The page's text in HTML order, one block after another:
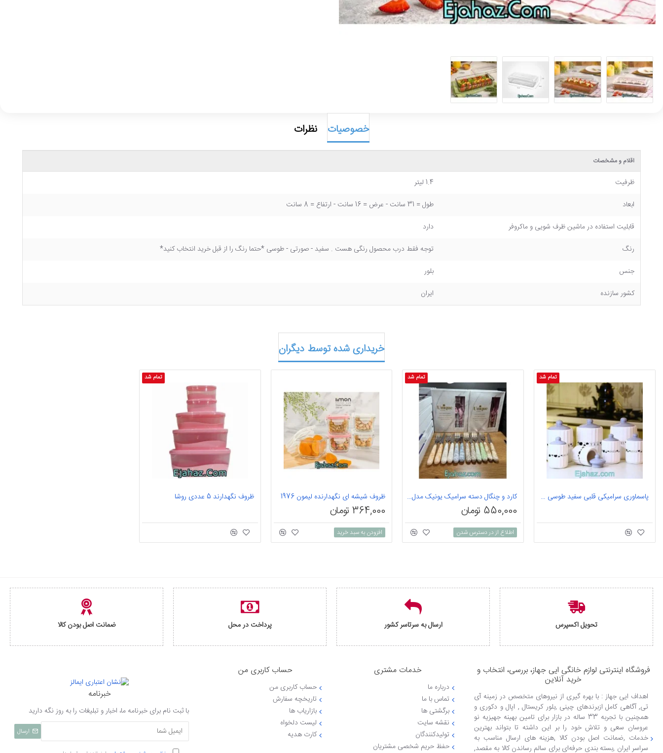
خصوصیات نظرات
اقلام و مشخصات
ظرفیت
1.4 لیتر
ابعاد
طول = 31 سانت - عرض = 16 سانت - ارتفاع = 8 سانت
قابلیت استفاده در ماشین ظرف شویی و ماکروفر
دارد
رنگ
توجه فقط درب محصول رنگی هست . سفید - صورتی - طوسی *حتما رنگ را از قبل خرید انتخاب کنید*
جنس
بلور
کشور سازنده
ایران
خریداری شده توسط دیگران
تمام شد
پاسماوری سرامیکی قلبی سفید طوسی 7 پارچه
تمام شد
کارد و چنگال دسته سرامیک یونیک مدل ابر و باد
550,000 تومان
اطلاع از در دسترس شدن
ظروف شیشه ای نگهدارنده لیمون 1976
364,000 تومان
افزودن به سبد خرید
تمام شد
ظروف نگهدارند 5 عددی روشا
تحویل اکسپرس ارسال به سرتاسر کشور پرداخت در محل ضمانت اصل بودن کالا
فروشگاه اینترنتی لوازم خانگی ایی جهاز، بررسی، انتخاب و
خرید آنلاین
اهداف ایی جهاز : با بهره گیری از نیروهای متخصص در زمینه آی
تی, آگاهی کامل ازبرندهای چینی ,بلور کریستال , اپال و دکوری و
همچنین با تجربه 33 ساله در بازار برای تامین بهینه جهیزیه نو
عروسان سعی و تلاش خود را بر این داشته تا بتواند بهترین
خدمات ,ضمانت اصل بودن کالا ,هزینه های ارسال مناسب به
سراسر ایران ,بسته بندی حرفه‌ای برای سالم رساندن کالا به مقصد,
خدمات مشتری
درباره ما
تماس با ما
برگشتی ها
نقشه سایت
تولیدکنندگان
حفظ حریم شخصی مشتریان
حساب کاربری من
حساب کاربری من
تاریخچه سفارش
بازاریاب ها
لیست دلخواه
کارت هدیه
خبرنامه
با ثبت نام برای خبرنامه ما، اخبار و تبلیغات را به روز نگه دارید
ارسال